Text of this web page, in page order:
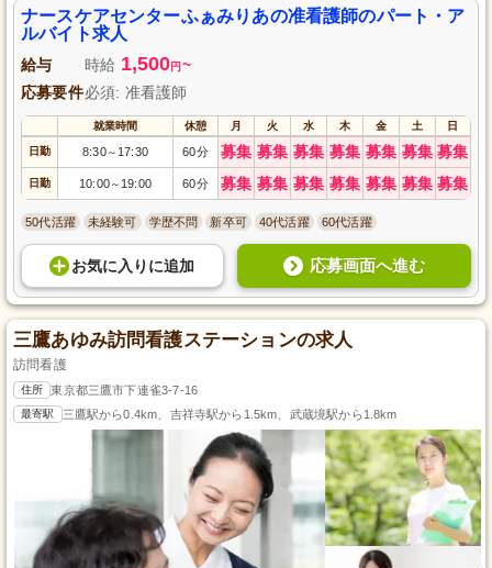
ナースケアセンターふぁみりあの准看護師のパート・ア
ルバイト求人
給与 時給 1,500円 ~
応募要件必須: 准看護師
就業時間 休憩 月 火 水 木 金 土 日
日勤 8:30～ 17:30 60分 募集 募集 募集 募集 募集 募集 募集
日勤 10:00～ 19:00 60分 募集 募集 募集 募集 募集 募集 募集
50代活躍 未経験可 学歴不問 新卒可 40代活躍 60代活躍
お気に入り に追加 応募画面へ進む
三鷹あゆみ訪問看護ステーションの求人
訪問看護
住所 東京都三鷹市下連雀3-7-16
最寄駅 三鷹駅から0.4km、吉祥寺駅から1.5km、武蔵境駅から1.8km